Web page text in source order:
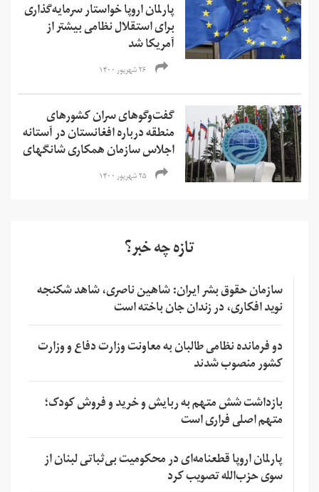
پارلمان اروپا خواستار سرمایه‌گذاری
برای استقلال نظامی بیشتر از
آمریکا شد
۲۶ شهریور ۱۴۰۰
گفت‌وگوهای سران کشورهای
منطقه درباره افغانستان در آستانه
اجلاس سازمان همکاری شانگهای
۲۵ شهریور ۱۴۰۰
تازه چه خبر؟
سازمان حقوق بشر ایران: شاهین ناصری، شاهد شکنجه
نوید افکاری، در زندان جان باخته است
دو فرمانده نظامی طالبان به معاونت وزارت دفاع و وزارت
کشور منصوب شدند
بازداشت شش متهم به ربایش و خرید و فروش کودک؛
متهم اصلی فراری است
پارلمان اروپا قطعنامه‌ای در محکومیت بی‌ثباتی لبنان از
سوی حزب‌الله تصویب کرد